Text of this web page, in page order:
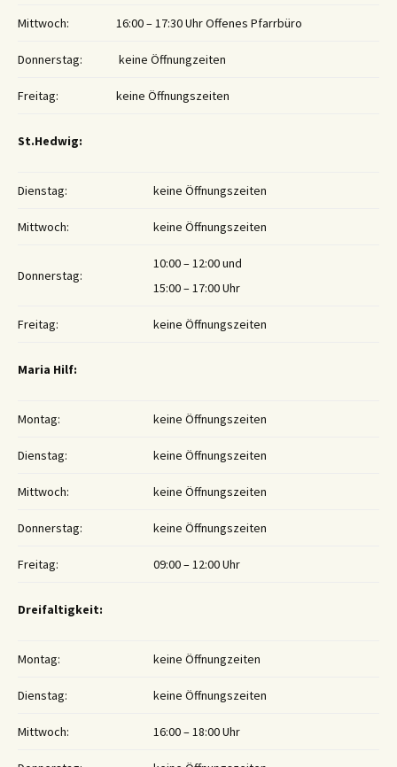
Mittwoch: 16:00 – 17:30 Uhr Offenes Pfarrbüro
Donnerstag: keine Öffnungzeiten
Freitag: keine Öffnungszeiten
St.Hedwig:
Dienstag: keine Öffnungszeiten
Mittwoch: keine Öffnungszeiten
Donnerstag:
10:00 – 12:00 und
15:00 – 17:00 Uhr
Freitag: keine Öffnungszeiten
Maria Hilf:
Montag: keine Öffnungszeiten
Dienstag: keine Öffnungszeiten
Mittwoch: keine Öffnungszeiten
Donnerstag: keine Öffnungszeiten
Freitag: 09:00 – 12:00 Uhr
Dreifaltigkeit:
Montag: keine Öffnungzeiten
Dienstag: keine Öffnungszeiten
Mittwoch: 16:00 – 18:00 Uhr